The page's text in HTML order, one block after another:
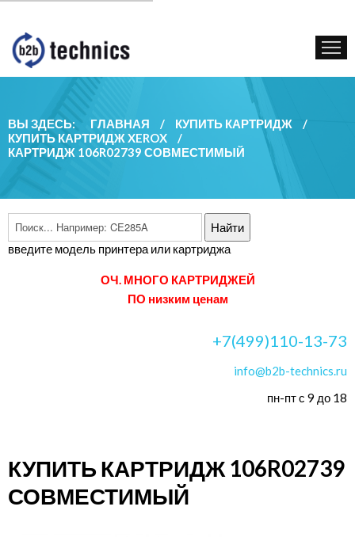
КУПИТЬ КАРТРИДЖ
ГОС. УЧРЕЖДЕНИЯМ
КОНТАКТЫ
ВЫ ЗДЕСЬ: ГЛАВНАЯ / КУПИТЬ КАРТРИДЖ
/
КУПИТЬ КАРТРИДЖ XEROX
/
КАРТРИДЖ 106R02739 СОВМЕСТИМЫЙ
введите модель принтера или картриджа
ОЧ. МНОГО КАРТРИДЖЕЙ
ПО низким ценам
+7(499)110-13-73
info@b2b-technics.ru
пн-пт с 9 до 18
КУПИТЬ КАРТРИДЖ 106R02739
СОВМЕСТИМЫЙ